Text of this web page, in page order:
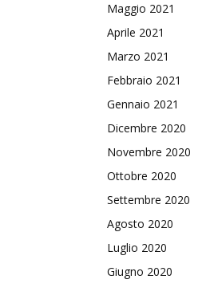
Maggio 2021
Aprile 2021
Marzo 2021
Febbraio 2021
Gennaio 2021
Dicembre 2020
Novembre 2020
Ottobre 2020
Settembre 2020
Agosto 2020
Luglio 2020
Giugno 2020